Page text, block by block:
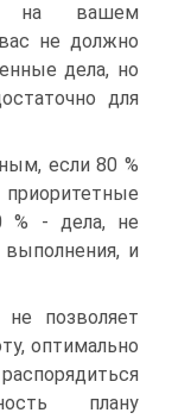
на вашем
не должно
дела, но
для
если 80 %
% - дела, не
и
не позволяет
оптимально
плану